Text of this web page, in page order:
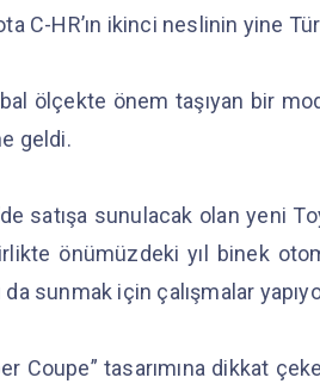
C-HR’ın ikinci neslinin yine
ölçekte önem taşıyan bir
geldi.
satışa sunulacak olan yeni
önümüzdeki yıl binek
sunmak için çalışmalar
Coupe” tasarımına dikkat